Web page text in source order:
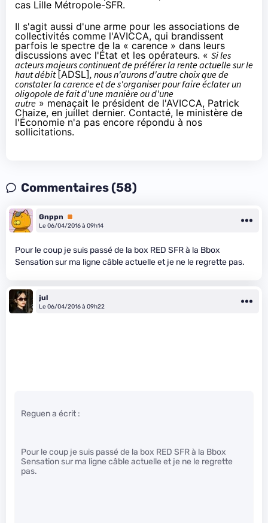
cas Lille Métropole-SFR.
Il s'agit aussi d'une arme pour les associations de
collectivités comme l'AVICCA, qui brandissent
parfois le spectre de la « carence » dans leurs
discussions avec l'État et les opérateurs. « Si les
acteurs majeurs continuent de préférer la rente actuelle sur le
haut débit [ADSL], nous n'aurons d'autre choix que de
constater la carence et de s'organiser pour faire éclater un
oligopole de fait d'une manière ou d'une
autre » menaçait le président de l'AVICCA, Patrick
Chaize, en juillet dernier. Contacté, le ministère de
l'Économie n'a pas encore répondu à nos
sollicitations.
Commentaires (58)
Gnppn
Premium
Le 06/04/2016 à 09h14
Pour le coup je suis passé de la box RED SFR à la Bbox
Sensation sur ma ligne câble actuelle et je ne le regrette pas.
jul
Le 06/04/2016 à 09h22
Reguen a écrit :
Pour le coup je suis passé de la box RED SFR à la Bbox
Sensation sur ma ligne câble actuelle et je ne le regrette
pas.